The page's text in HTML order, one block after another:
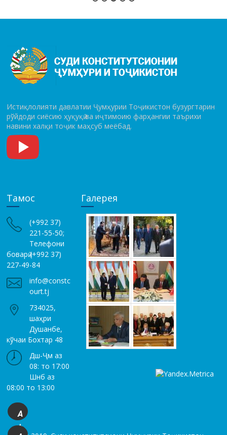
Истиқлолияти давлатии Ҷумҳурии Тоҷикистон бузургтарин
рўй­до­ди сиёсию ҳуқуқӣ ва иҷтимоию фарҳангии таърихи
навини халқи тоҷик маҳсуб меёбад.
Тамос
(+992 37)
221-55-50;
Телефони
боварӣ (+992 37)
227-49-84
info@constc
ourt.tj
734025,
шаҳри
Душанбе,
кўчаи Бохтар 48
Дш-Ҷм аз
08: то 17:00
Шнб аз
08:00 то 13:00
Галерея
A
+